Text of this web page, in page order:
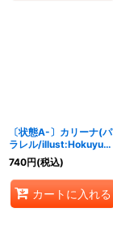
〔状態A-〕カリーナ(パ
ラレル/illust:Hokuyuu)
【R/P】{OP07-005}
740円(税込)
カートに入れる